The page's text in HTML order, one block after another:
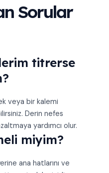
Sorular
titrerse
veya bir kalemi
Derin nefes
yardımcı olur.
miyim?
ana hatlarını ve